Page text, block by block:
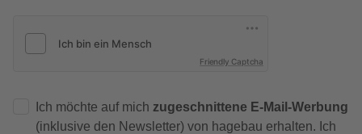
Friendly Captcha
Ich möchte auf mich zugeschnittene E-Mail-Werbung
(inklusive den Newsletter) von hagebau erhalten. Ich